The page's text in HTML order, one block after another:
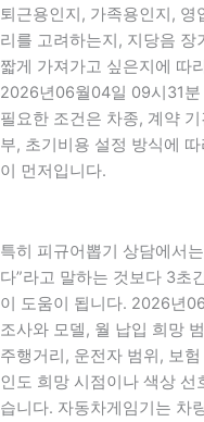
퇴근용인지, 가족용인지, 영
리를 고려하는지, 지당음
짧게 가져가고 싶은지에 따
2026년06월04일 09시31
필요한 조건은 차종, 계약
부, 초기비용 설정 방식에
이 먼저입니다.
특히 피규어뽑기 상담에서
다”라고 말하는 것보다 3초
이 도움이 됩니다. 2026년
조사와 모델, 월 납입 희망
주행거리, 운전자 범위, 보
인도 희망 시점이나 색상 선
습니다. 자동차게임기는 차